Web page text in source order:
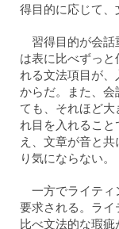
得目的に応じて、
習得目的が会
は表に比べずっ
れる文法項目が
からだ。また、会
ても、それほど
れ目を入れるこ
え、文章が音と
り気にならない。
一方でライテ
要求される。ライ
比べ文法的な瑕